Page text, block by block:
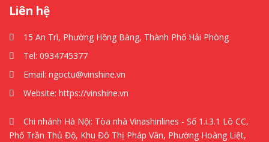
Liên hệ
15 An Trì, Phường Hồng Bàng, Thành Phố Hải Phòng
Tel: 0934745377
Email: ngoctu@vinshine.vn
Website: https://vinshine.vn
Chi nhánh Hà Nội: Tòa nhà Vinashinlines - Số 1.i.3.1 Lô CC,
Phố Trần Thủ Độ, Khu Đô Thị Pháp Vân, Phường Hoàng Liệt,